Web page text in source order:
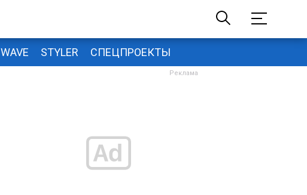
WAVE STYLER СПЕЦПРОЕКТЫ